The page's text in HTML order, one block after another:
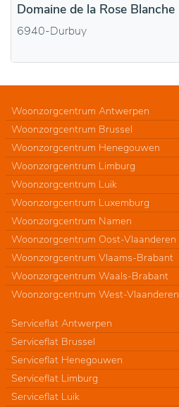
Domaine de la Rose Blanche
6940-Durbuy
Woonzorgcentrum Antwerpen
Woonzorgcentrum Brussel
Woonzorgcentrum Henegouwen
Woonzorgcentrum Limburg
Woonzorgcentrum Luik
Woonzorgcentrum Luxemburg
Woonzorgcentrum Namen
Woonzorgcentrum Oost-Vlaanderen
Woonzorgcentrum Vlaams-Brabant
Woonzorgcentrum Waals-Brabant
Woonzorgcentrum West-Vlaanderen
Serviceflat Antwerpen
Serviceflat Brussel
Serviceflat Henegouwen
Serviceflat Limburg
Serviceflat Luik